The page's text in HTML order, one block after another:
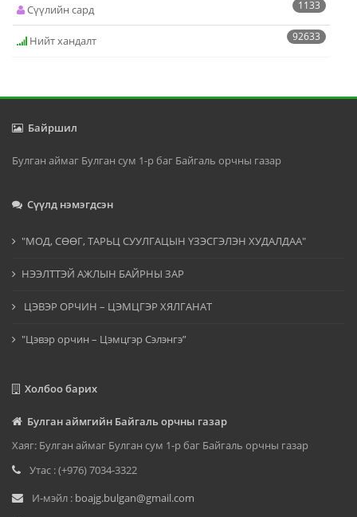
1133
Сүүлийн сард
92633
Нийт хандалт
Байршил
Булган аймаг Булган сум 1-р баг Байгаль орчны газар
Сүүлд нэмэгдсэн
"МОД, СӨӨГ, ТАРЬЦ СУУЛГАЦЫН ҮЗЭСГЭЛЭН ХУДАЛДАА"
НЭЭЛТТЭЙ АЖЛЫН БАЙРНЫ ЗАР
ЦЭВЭР ОРЧИН – ЦЭМЦГЭР ХЯЛГАНАТ
"Цэвэр орчин – Цэмцгэр Сэлэнгэ”
Холбоо барих
Булган аймгийн Байгаль орчны газар
Хаяг: Булган аймаг Булган сум 1-р баг Байгаль орчны газар
Утас : (+976) 7034-3322
И-мэйл : boajg.bulgan@gmail.com